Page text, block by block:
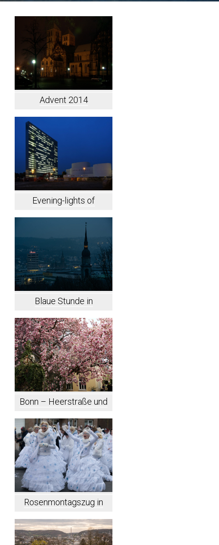
Advent 2014
Evening-lights of
Blaue Stunde in
Bonn – Heerstraße und
Rosenmontagszug in